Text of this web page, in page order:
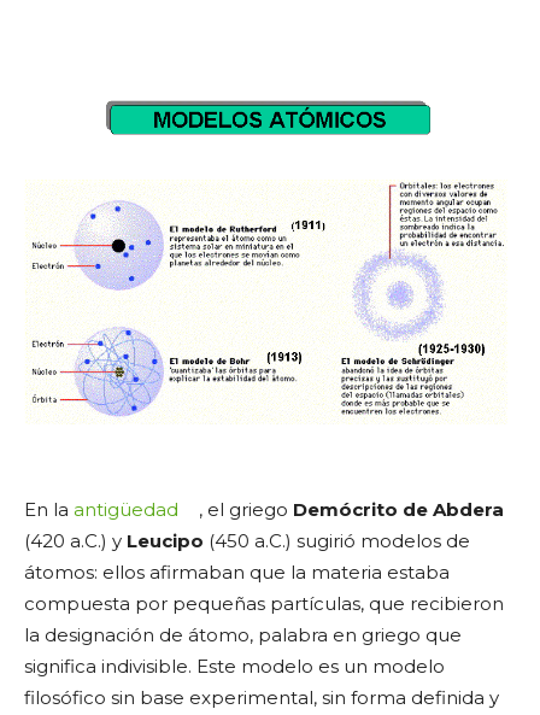
En la antigüedad , el griego Demócrito de Abdera
(420 a.C.) y Leucipo (450 a.C.) sugirió modelos de
átomos: ellos afirmaban que la materia estaba
compuesta por pequeñas partículas, que recibieron
la designación de átomo, palabra en griego que
significa indivisible. Este modelo es un modelo
filosófico sin base experimental, sin forma definida y